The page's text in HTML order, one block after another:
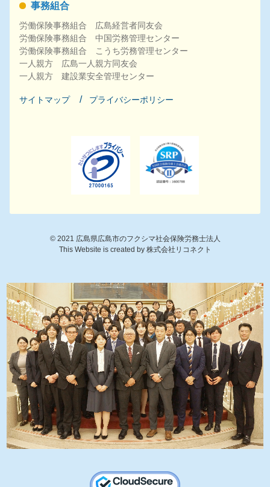
事務組合
労働保険事務組合 広島経営者同友会
労働保険事務組合 中国労務管理センター
労働保険事務組合 こうち労務管理センター
一人親方 広島一人親方同友会
一人親方 建設業安全管理センター
サイトマップ プライバシーポリシー
© 2021 広島県広島市のフクシマ社会保険労務士法人
This Website is created by 株式会社リコネクト